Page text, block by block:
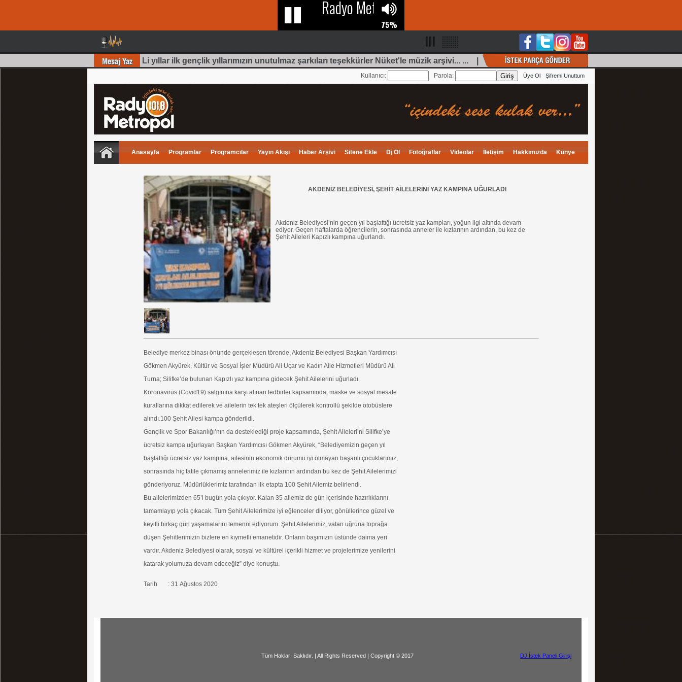
, Harika bir bölüm olmuş 70 Li yıllar ilk gençlik yıllarımızın unutulmaz şarkıları teşekkürler Nüket'le müzik arşivi... ... | Ali Recai (Ertem), İstek: Güzel Seni Çok
Kullanıcı: Parola: Üye Ol Şifremi Unuttum
Anasayfa Programlar Programcılar Yayın Akışı Haber Arşivi Sitene Ekle Dj Ol Fotoğraflar Videolar İletişim Hakkımızda Künye
AKDENİZ BELEDİYESİ, ŞEHİT AİLELERİNİ YAZ KAMPINA UĞURLADI
Akdeniz Belediyesi’nin geçen yıl başlattığı ücretsiz yaz kampları, yoğun ilgi altında devam
ediyor. Geçen haftalarda öğrencilerin, sonrasında anneler ile kızlarının ardından, bu kez de
Şehit Aileleri Kapızlı kampına uğurlandı.
Belediye merkez binası önünde gerçekleşen törende, Akdeniz Belediyesi Başkan Yardımcısı
Gökmen Akyürek, Kültür ve Sosyal İşler Müdürü Ali Uçar ve Kadın Aile Hizmetleri Müdürü Ali
Turna; Silifke’de bulunan Kapızlı yaz kampına gidecek Şehit Ailelerini uğurladı.
Koronavirüs (Covid19) salgınına karşı alınan tedbirler kapsamında; maske ve sosyal mesafe
kurallarına dikkat edilerek ve ailelerin tek tek ateşleri ölçülerek kontrollü şekilde otobüslere
alındı.100 Şehit Ailesi kampa gönderildi.
Gençlik ve Spor Bakanlığı’nın da desteklediği proje kapsamında, Şehit Aileleri’ni Silifke’ye
ücretsiz kampa uğurlayan Başkan Yardımcısı Gökmen Akyürek, “Belediyemizin geçen yıl
başlattığı ücretsiz yaz kampına, ailesinin ekonomik durumu iyi olmayan başarılı çocuklarımız,
sonrasında hiç tatile çıkmamış annelerimiz ile kızlarının ardından bu kez de Şehit Ailelerimizi
gönderiyoruz. Müdürlüklerimiz tarafından ilk etapta 100 Şehit Ailemiz belirlendi.
Bu ailelerimizden 65’i bugün yola çıkıyor. Kalan 35 ailemiz de gün içerisinde hazırlıklarını
tamamlayıp yola çıkacak. Tüm Şehit Ailelerimize iyi eğlenceler diliyor, gönüllerince güzel ve
keyifli birkaç gün yaşamalarını temenni ediyorum. Şehit Ailelerimiz, vatan uğruna toprağa
düşen Şehitlerimizin bizlere en kıymetli emanetidir. Onların başımızın üstünde daima yeri
vardır. Akdeniz Belediyesi olarak, sosyal ve kültürel içerikli hizmet ve projelerimize yenilerini
katarak yolumuza devam edeceğiz” diye konuştu.
Tarih : 31 Ağustos 2020
Tüm Hakları Saklıdır. | All Rights Reserved | Copyright © 2017 DJ İstek Paneli Girişi